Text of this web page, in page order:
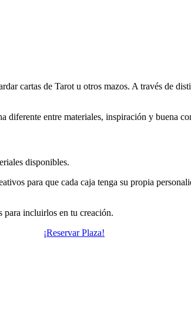
cartas de Tarot u otros mazos. A través de
diferente entre materiales, inspiración y buena
disponibles.
para que cada caja tenga su propia
para incluirlos en tu creación.
¡Reservar Plaza!